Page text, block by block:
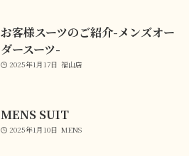
お客様スーツのご紹介-メンズオー
ダースーツ-
2025年1月17日 福山店
MENS SUIT
2025年1月10日 MENS